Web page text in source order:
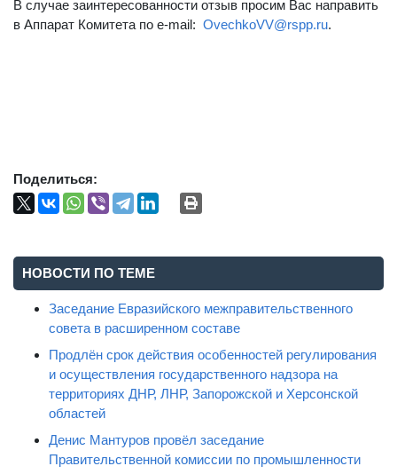
В случае заинтересованности отзыв просим Вас направить
в Аппарат Комитета по e-mail: OvechkoVV@rspp.ru.
Поделиться:
НОВОСТИ ПО ТЕМЕ
Заседание Евразийского межправительственного
совета в расширенном составе
Продлён срок действия особенностей регулирования
и осуществления государственного надзора на
территориях ДНР, ЛНР, Запорожской и Херсонской
областей
Денис Мантуров провёл заседание
Правительственной комиссии по промышленности